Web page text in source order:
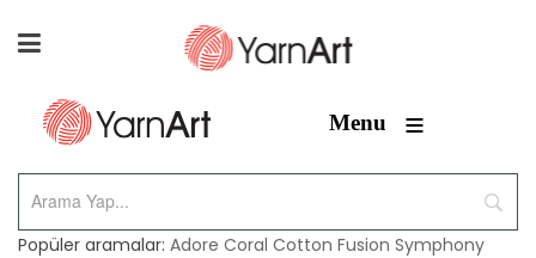
Menu ≡
Popüler aramalar: Adore Coral Cotton Fusion Symphony